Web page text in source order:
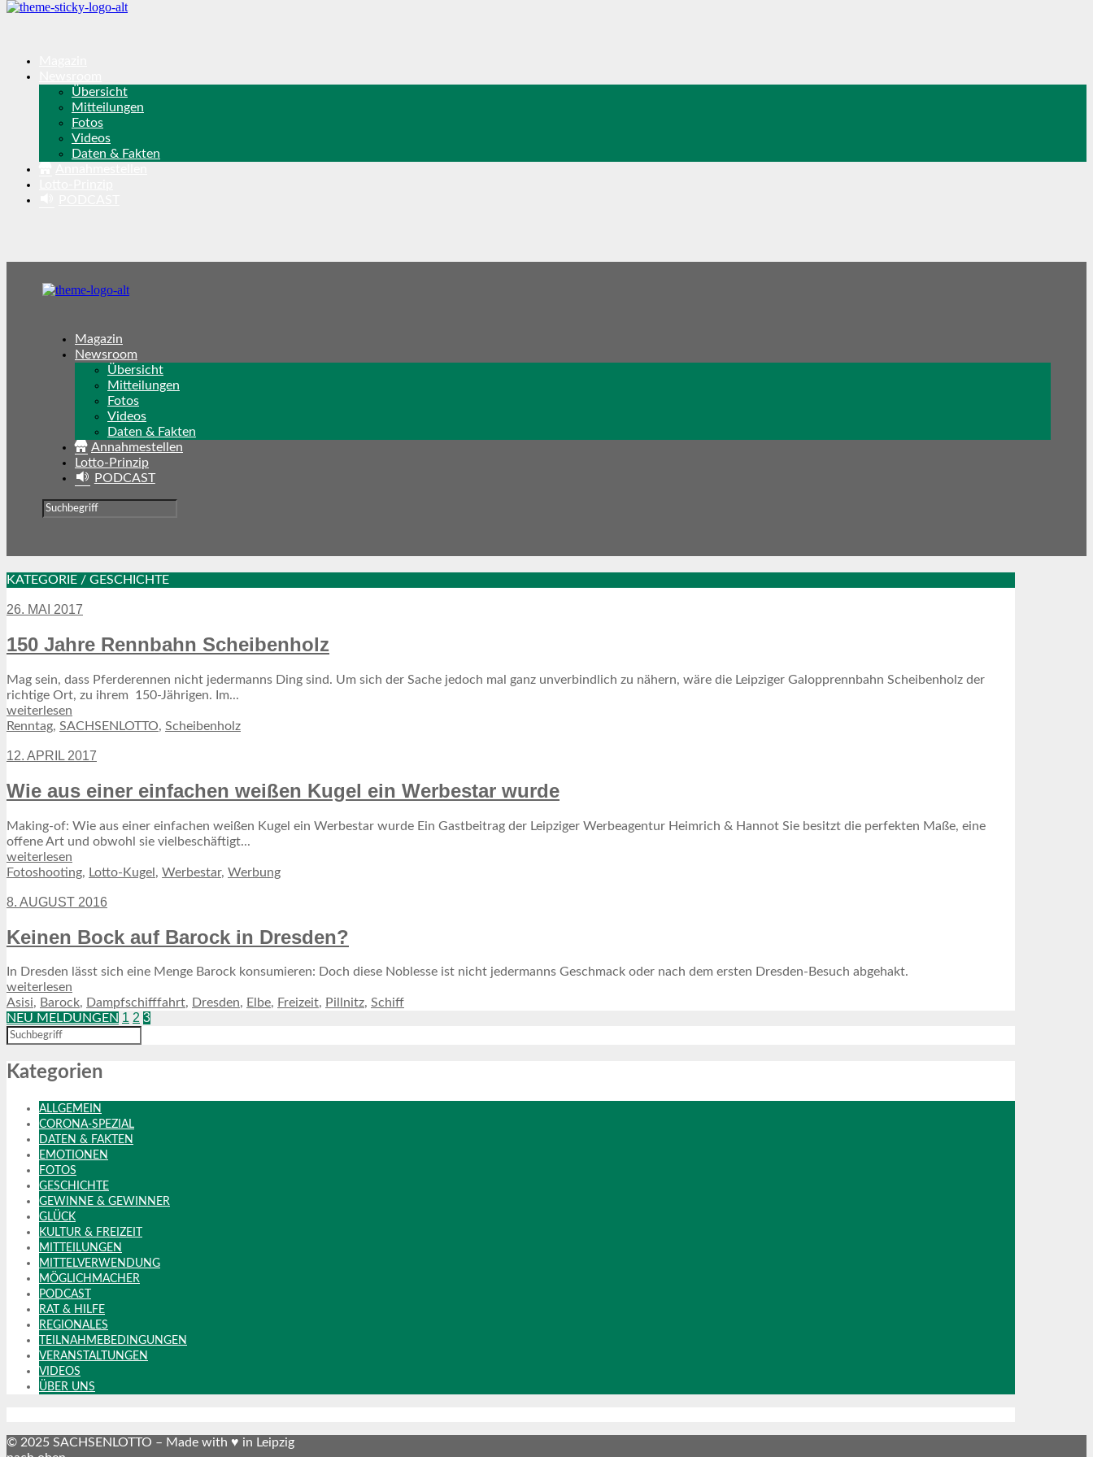
Übersicht
Mitteilungen
Fotos
Videos
Daten & Fakten
Magazin
Newsroom
Übersicht
Mitteilungen
Fotos
Videos
Daten & Fakten
Annahmestellen
Lotto-Prinzip
PODCAST
KATEGORIE / GESCHICHTE
26. MAI 2017
150 Jahre Rennbahn Scheibenholz
Mag sein, dass Pferderennen nicht jedermanns Ding sind. Um sich der Sache jedoch mal ganz unverbindlich zu nähern, wäre die Leipziger Galopprennbahn Scheibenholz der
richtige Ort, zu ihrem 150-Jährigen. Im...
weiterlesen
Renntag, SACHSENLOTTO, Scheibenholz
12. APRIL 2017
Wie aus einer einfachen weißen Kugel ein Werbestar wurde
Making-of: Wie aus einer einfachen weißen Kugel ein Werbestar wurde Ein Gastbeitrag der Leipziger Werbeagentur Heimrich & Hannot Sie besitzt die perfekten Maße, eine
offene Art und obwohl sie vielbeschäftigt...
weiterlesen
Fotoshooting, Lotto-Kugel , Werbestar, Werbung
8. AUGUST 2016
Keinen Bock auf Barock in Dresden?
In Dresden lässt sich eine Menge Barock konsumieren: Doch diese Noblesse ist nicht jedermanns Geschmack oder nach dem ersten Dresden-Besuch abgehakt.
weiterlesen
Asisi, Barock, Dampfschifffahrt, Dresden, Elbe, Freizeit, Pillnitz, Schiff
NEU MELDUNGEN 1 2 3
Kategorien
ALLGEMEIN
CORONA-SPEZIAL
DATEN & FAKTEN
EMOTIONEN
FOTOS
GESCHICHTE
GEWINNE & GEWINNER
GLÜCK
KULTUR & FREIZEIT
MITTEILUNGEN
MITTELVERWENDUNG
MÖGLICHMACHER
PODCAST
RAT & HILFE
REGIONALES
TEILNAHMEBEDINGUNGEN
VERANSTALTUNGEN
VIDEOS
ÜBER UNS
© 2025 SACHSENLOTTO – Made with ♥ in Leipzig